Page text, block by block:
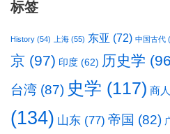
标签
History (54) 上海 (55) 东亚 (72) 中国古代
京 (97) 印度 (62) 历史学
台湾 (87) 史学 (117) 商人
(134) 山东 (77) 帝国 (82)